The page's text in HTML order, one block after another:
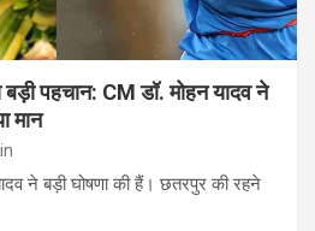
बड़ी पहचान: CM डॉ. मोहन यादव ने
मान
ने बड़ी घोषणा की हैं। छतरपुर की रहने